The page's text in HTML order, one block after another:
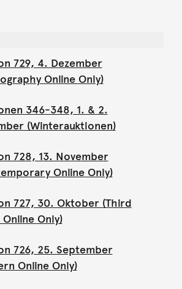
729, 4. Dezember
Online Only)
346-348, 1. & 2.
(Winterauktionen)
728, 13. November
Online Only)
727, 30. Oktober (Third
Only)
726, 25. September
Online Only)